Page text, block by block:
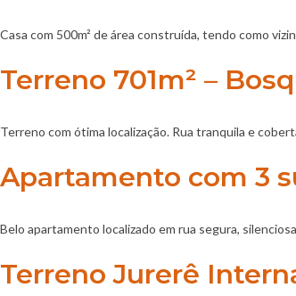
Casa com 500m² de área construída, tendo como
Terreno 701m² –
Terreno com ótima localização. Rua tranquila e
Apartamento com 3
Belo apartamento localizado em rua segura,
Terreno Jurerê